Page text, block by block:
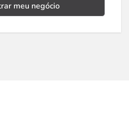
meu negócio